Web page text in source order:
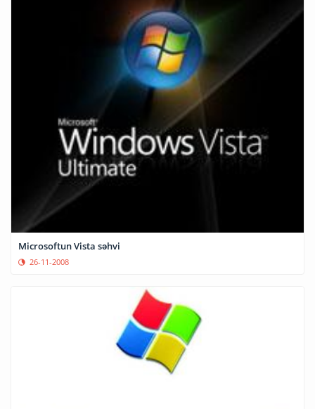
Microsoftun Vista səhvi
26-11-2008